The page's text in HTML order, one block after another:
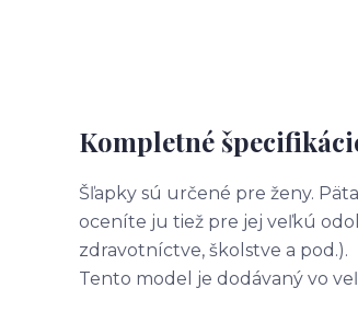
Kompletné
Šľapky sú určené pre ženy.
oceníte ju tiež pre jej veľkú
zdravotníctve, školstve a pod.).
Tento model je dodávaný vo